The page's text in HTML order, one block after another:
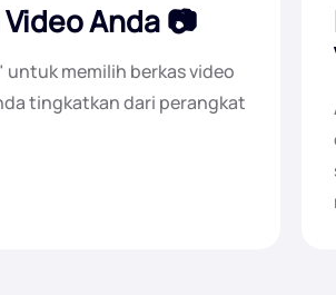
Anda
untuk memilih berkas video
tingkatkan dari perangkat